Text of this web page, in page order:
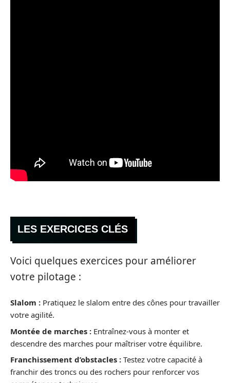
LES EXERCICES CLÉS
Voici quelques exercices pour améliorer
votre pilotage :
Slalom : Pratiquez le slalom entre des cônes pour travailler
votre agilité.
Montée de marches : Entraînez-vous à monter et
descendre des marches pour maîtriser votre équilibre.
Franchissement d’obstacles : Testez votre capacité à
franchir des troncs ou des rochers pour renforcer vos